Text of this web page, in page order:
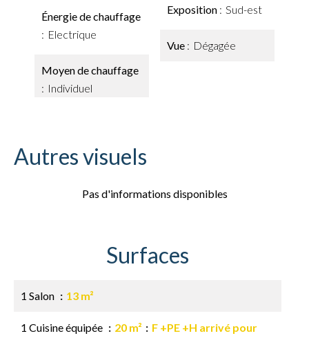
Énergie de chauffage
Electrique
Moyen de chauffage
Individuel
Exposition Sud-est
Vue Dégagée
Autres visuels
Pas d'informations disponibles
Surfaces
1 Salon 13 m²
1 Cuisine équipée 20 m²
F +PE +H arrivé pour